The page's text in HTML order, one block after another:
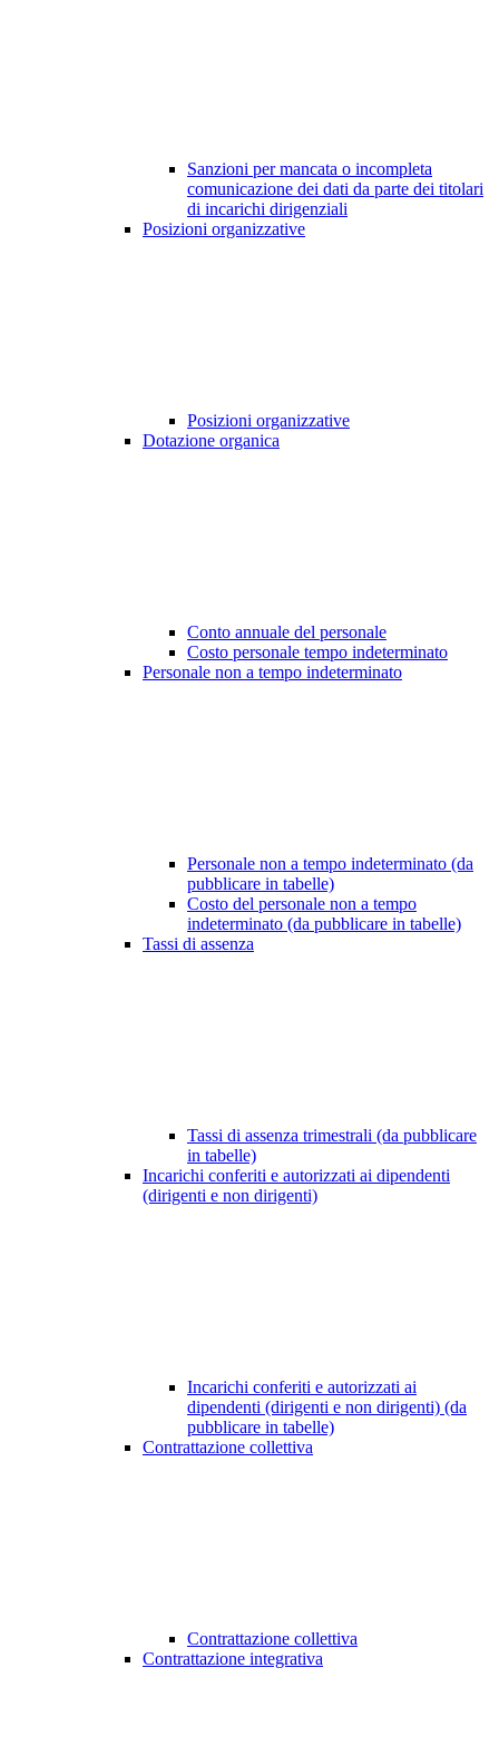
Sanzioni per mancata o incompleta
comunicazione dei dati da parte dei titolari
di incarichi dirigenziali
Posizioni organizzative
Posizioni organizzative
Dotazione organica
Conto annuale del personale
Costo personale tempo indeterminato
Personale non a tempo indeterminato
Personale non a tempo indeterminato (da
pubblicare in tabelle)
Costo del personale non a tempo
indeterminato (da pubblicare in tabelle)
Tassi di assenza
Tassi di assenza trimestrali (da pubblicare
in tabelle)
Incarichi conferiti e autorizzati ai dipendenti
(dirigenti e non dirigenti)
Incarichi conferiti e autorizzati ai
dipendenti (dirigenti e non dirigenti) (da
pubblicare in tabelle)
Contrattazione collettiva
Contrattazione collettiva
Contrattazione integrativa